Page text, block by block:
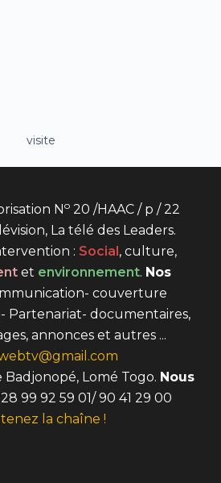
visite
No20 /HAAC / p / 22
La télé des Leaders.
: Social , culture,
et environnement. Nos
couverture
Partenariat- documentaires,
annonces et autres ...
Badjonopé, Lomé Togo. Nous
99 92 59 01/ 90 41 29 00
la chaîne !